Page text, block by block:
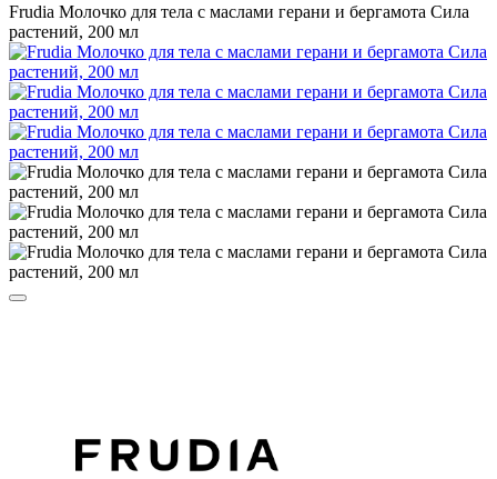
Frudia Молочко для тела с маслами герани и бергамота Сила
растений, 200 мл